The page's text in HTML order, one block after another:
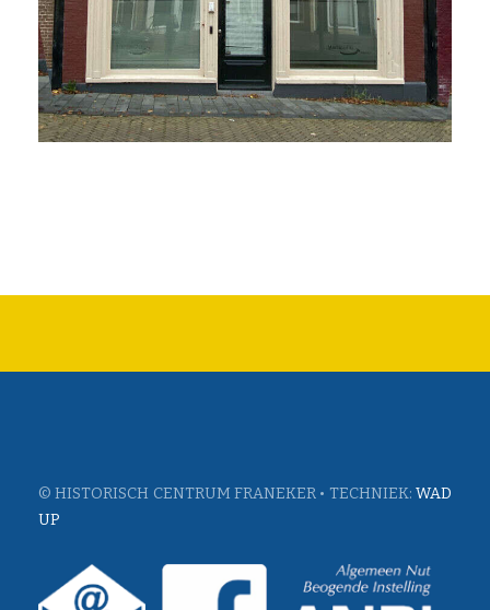
© HISTORISCH CENTRUM FRANEKER • TECHNIEK: WAD
UP